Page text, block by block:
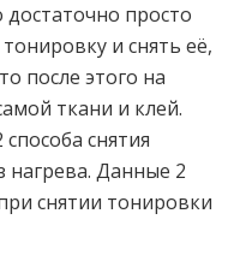
просто
и снять её,
после этого на
ткани и клей.
снятия
Данные 2
снятии тонировки